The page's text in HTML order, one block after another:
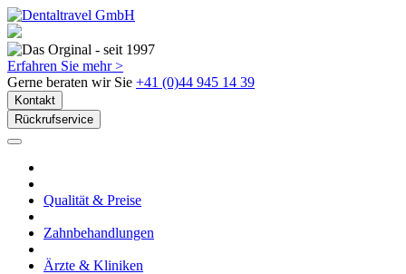
Erfahren Sie mehr >
Gerne beraten wir Sie +41 (0)44 945 14 39
Kontakt
Rückrufservice
Qualität & Preise
Zahnbehandlungen
Ärzte & Kliniken